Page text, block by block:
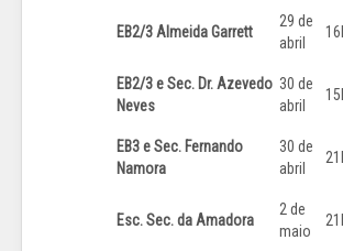
EB2/3 Almeida Garrett
29 de
abril
EB2/3 e Sec. Dr. Azevedo
Neves
30 de
abril
EB3 e Sec. Fernando
Namora
30 de
abril
Esc. Sec. da Amadora
2 de
maio